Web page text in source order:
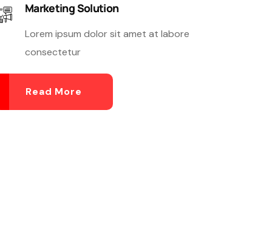
Marketing Solution
Lorem ipsum dolor sit amet at labore
consectetur
Read More